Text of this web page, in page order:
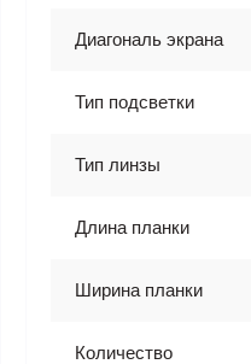
Диагональ экрана
Тип подсветки
Тип линзы
Длина планки
Ширина планки
Количество